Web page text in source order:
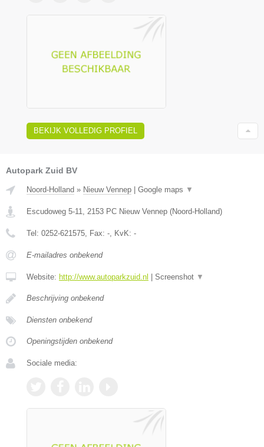
BEKIJK VOLLEDIG PROFIEL
Autopark Zuid BV
Noord-Holland » Nieuw Vennep | Google maps ▼
Escudoweg 5-11 2153 PC Nieuw Vennep (Noord-Holland)
Tel: 0252-621575 , Fax: - , KvK: -
E-mailadres onbekend
Website: http://www.autoparkzuid.nl | Screenshot ▼
Beschrijving onbekend
Diensten onbekend
Openingstijden onbekend
Sociale media: